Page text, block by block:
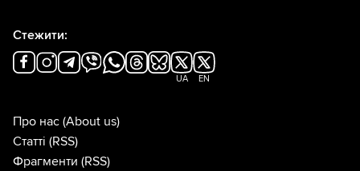
Стежити:
UA EN
Про нас (About us)
Статті (RSS)
Фрагменти (RSS)